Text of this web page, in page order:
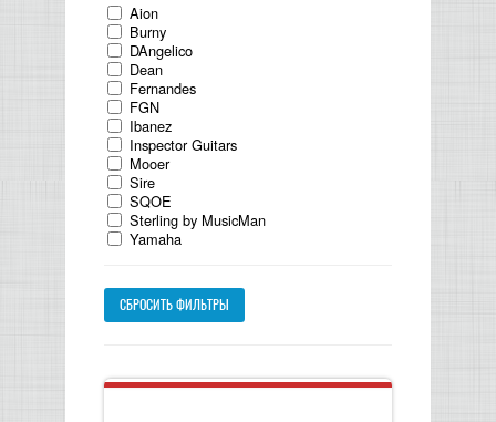
Aion
Burny
DAngelico
Dean
Fernandes
FGN
Ibanez
Inspector Guitars
Mooer
Sire
SQOE
Sterling by MusicMan
Yamaha
СБРОСИТЬ ФИЛЬТРЫ